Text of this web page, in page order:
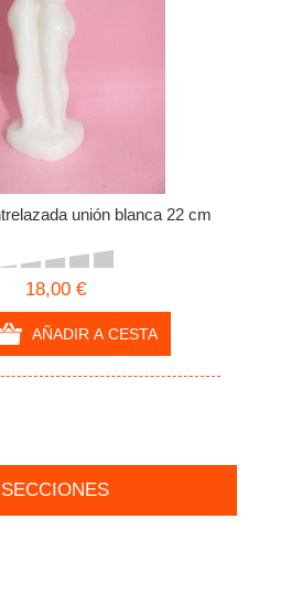
unión blanca 22 cm
18,00 €
SECCIONES